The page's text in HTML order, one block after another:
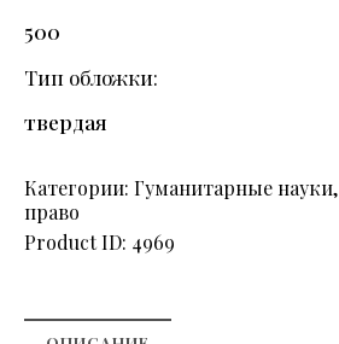
500
Тип обложки
твердая
Категории: Гуманитарные науки,
право
Product ID: 4969